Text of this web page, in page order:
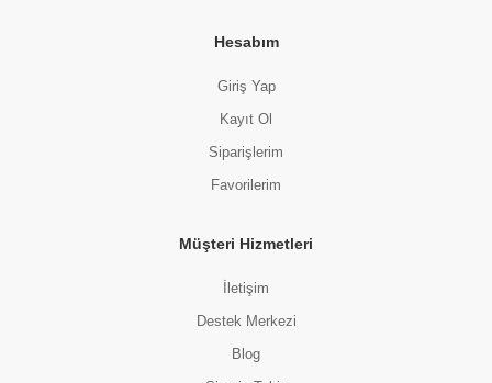
Hesabım
Giriş Yap
Kayıt Ol
Siparişlerim
Favorilerim
Müşteri Hizmetleri
İletişim
Destek Merkezi
Blog